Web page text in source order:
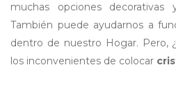
muchas opciones decorativas
También puede ayudarnos a
dentro de nuestro Hogar. Pero,
los inconvenientes de colocar